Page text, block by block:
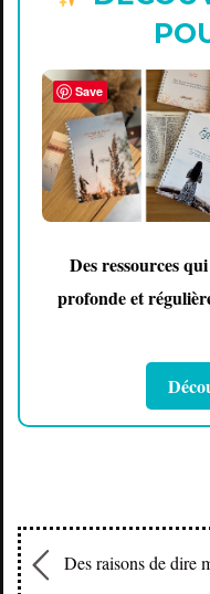
Des ressources
profonde et
Des raisons de dire
Save